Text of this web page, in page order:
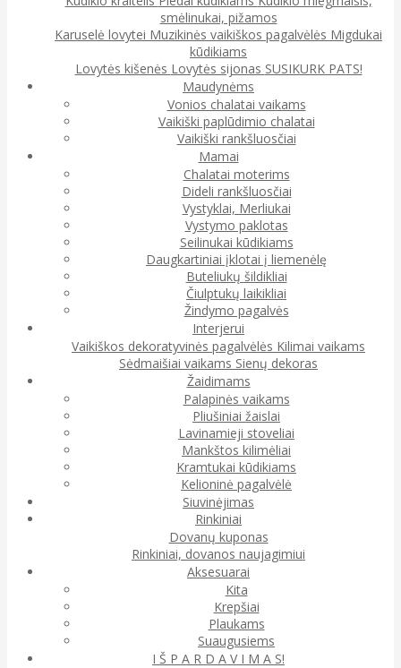
smėlinukai, pižamos
Karuselė lovytei Muzikinės vaikiškos pagalvėlės Migdukai
kūdikiams
Lovytės kišenės Lovytės sijonas SUSIKURK PATS!
Maudynėms
Vonios chalatai vaikams
Vaikiški paplūdimio chalatai
Vaikiški rankšluosčiai
Mamai
Chalatai moterims
Dideli rankšluosčiai
Vystyklai, Merliukai
Vystymo paklotas
Seilinukai kūdikiams
Daugkartiniai įklotai į liemenėlę
Buteliukų šildikliai
Čiulptukų laikikliai
Žindymo pagalvės
Interjerui
Vaikiškos dekoratyvinės pagalvėlės Kilimai vaikams
Sėdmaišiai vaikams Sienų dekoras
Žaidimams
Palapinės vaikams
Pliušiniai žaislai
Lavinamieji stoveliai
Mankštos kilimėliai
Kramtukai kūdikiams
Kelioninė pagalvėlė
Siuvinėjimas
Rinkiniai
Dovanų kuponas
Rinkiniai, dovanos naujagimiui
Aksesuarai
Kita
Krepšiai
Plaukams
Suaugusiems
I Š P A R D A V I M A S!